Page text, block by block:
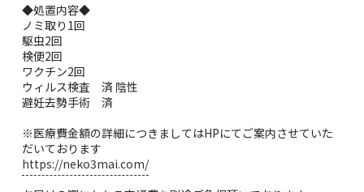
◆処置内容◆
ノミ取り1回
駆虫2回
検便2回
ワクチン2回
ウィルス検査 済 陰性
避妊去勢手術 済
※医療費金額の詳細につきましてはHPにてご案内させていた
だいております
https://neko3mai.com/